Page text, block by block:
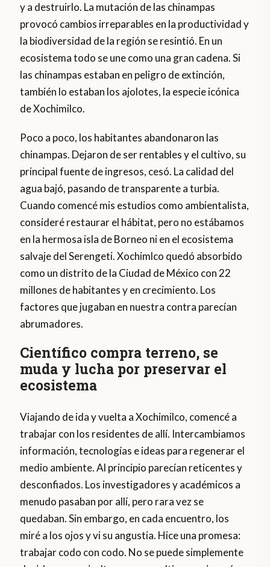
y a destruirlo. La mutación de las chinampas
provocó cambios irreparables en la productividad y
la biodiversidad de la región se resintió. En un
ecosistema todo se une como una gran cadena. Si
las chinampas estaban en peligro de extinción,
también lo estaban los ajolotes, la especie icónica
de Xochimilco.
Poco a poco, los habitantes abandonaron las
chinampas. Dejaron de ser rentables y el cultivo, su
principal fuente de ingresos, cesó. La calidad del
agua bajó, pasando de transparente a turbia.
Cuando comencé mis estudios como ambientalista,
consideré restaurar el hábitat, pero no estábamos
en la hermosa isla de Borneo ni en el ecosistema
salvaje del Serengeti. Xochimlco quedó absorbido
como un distrito de la Ciudad de México con 22
millones de habitantes y en crecimiento. Los
factores que jugaban en nuestra contra parecían
abrumadores.
Científico compra terreno, se
muda y lucha por preservar el
ecosistema
Viajando de ida y vuelta a Xochimilco, comencé a
trabajar con los residentes de allí. Intercambiamos
información, tecnologías e ideas para regenerar el
medio ambiente. Al principio parecían reticentes y
desconfiados. Los investigadores y académicos a
menudo pasaban por allí, pero rara vez se
quedaban. Sin embargo, en cada encuentro, los
miré a los ojos y vi su angustia. Hice una promesa:
trabajar codo con codo. No se puede simplemente